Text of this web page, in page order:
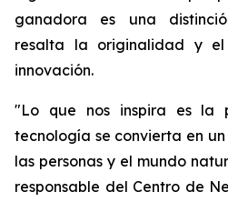
ganadora es una
resalta la originalidad y
innovación.
"Lo que nos inspira es la
tecnología se convierta en
las personas y el mundo
responsable del Centro de